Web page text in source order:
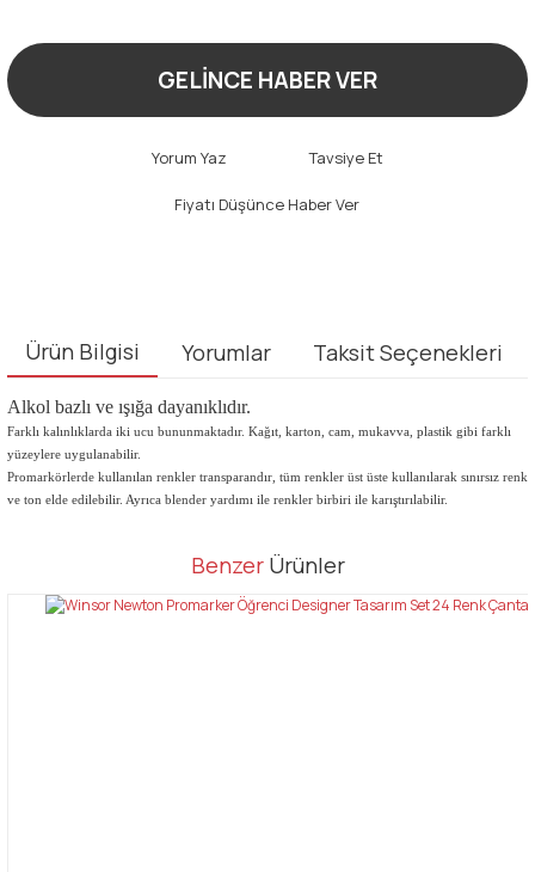
GELİNCE HABER VER
Yorum Yaz Tavsiye Et
Fiyatı Düşünce Haber Ver
Ürün Bilgisi Yorumlar Taksit Seçenekleri
Alkol bazlı ve ışığa dayanıklıdır.
Farklı kalınlıklarda iki ucu bununmaktadır. Kağıt, karton, cam, mukavva, plastik gibi farklı
yüzeylere uygulanabilir.
Promarkörlerde kullanılan renkler transparandır, tüm renkler üst üste kullanılarak sınırsız renk
ve ton elde edilebilir. Ayrıca blender yardımı ile renkler birbiri ile karıştırılabilir.
Bu ürüne ilk yorumu siz yapın!
Bu ürünün fiyat bilgisi, resim, ürün açıklamalarında ve diğer
tarafımıza iletebilirsiniz.
Benzer Ürünler